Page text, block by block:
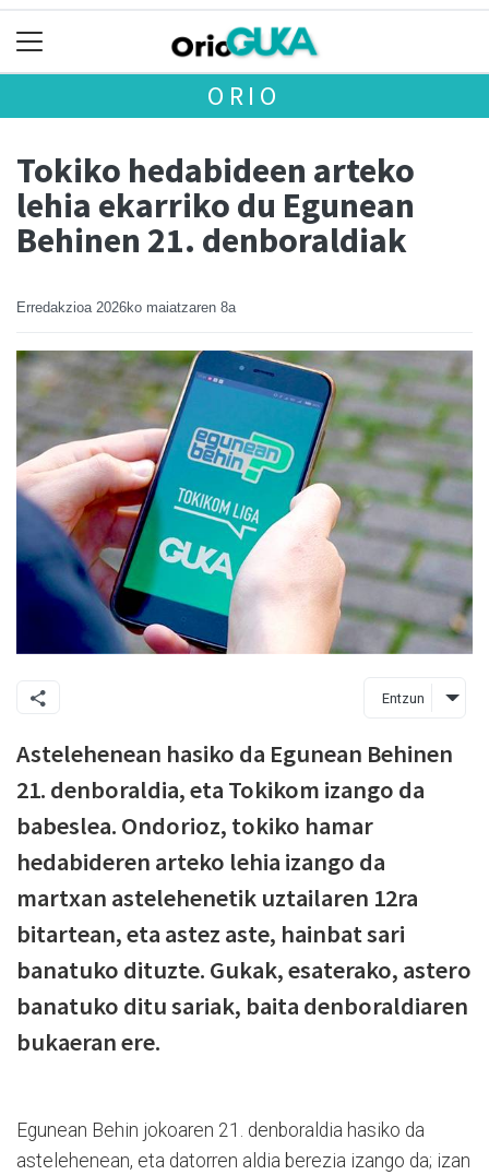
ORIO
Tokiko hedabideen arteko
lehia ekarriko du Egunean
Behinen 21. denboraldiak
Erredakzioa 2026ko maiatzaren 8a
Entzun
Astelehenean hasiko da Egunean Behinen
21. denboraldia, eta Tokikom izango da
babeslea. Ondorioz, tokiko hamar
hedabideren arteko lehia izango da
martxan astelehenetik uztailaren 12ra
bitartean, eta astez aste, hainbat sari
banatuko dituzte. Gukak, esaterako, astero
banatuko ditu sariak, baita denboraldiaren
bukaeran ere.
Egunean Behin jokoaren 21. denboraldia hasiko da
astelehenean, eta datorren aldia berezia izango da; izan